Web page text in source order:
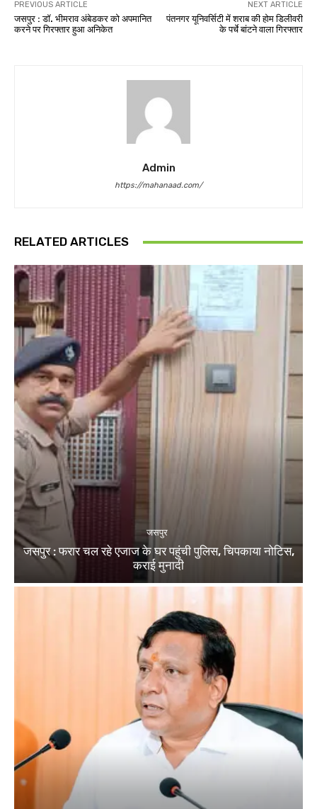
PREVIOUS ARTICLE
जसपुर : डॉ. भीमराव अंबेडकर को अपमानित
करने पर गिरफ्तार हुआ अनिकेत
NEXT ARTICLE
पंतनगर यूनिवर्सिटी में शराब की होम डिलीवरी
के पर्चे बांटने वाला गिरफ्तार
Admin
https://mahanaad.com/
RELATED ARTICLES
जसपुर
जसपुर : फरार चल रहे एजाज के घर पहुंची पुलिस, चिपकाया नोटिस,
कराई मुनादी